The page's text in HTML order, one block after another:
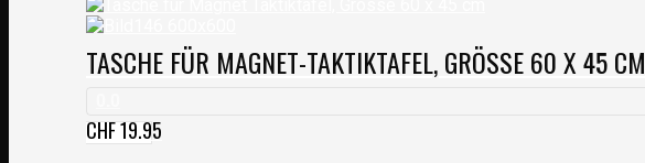
TASCHE FÜR MAGNET-TAKTIKTAFEL, GRÖSSE 60 X 45 CM
CHF19.95